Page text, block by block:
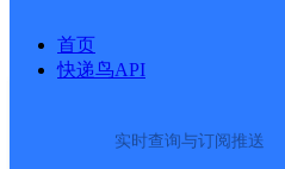
首页
快递鸟API
实时查询与订阅推送